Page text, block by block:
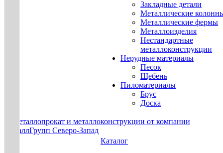
Закладные детали
Металлические
Металлические фермы
Металлоизделия
Нестандартные
металлоконструкции
Нерудные материалы
Песок
Щебень
Пиломатериалы
Брус
Доска
Каталог